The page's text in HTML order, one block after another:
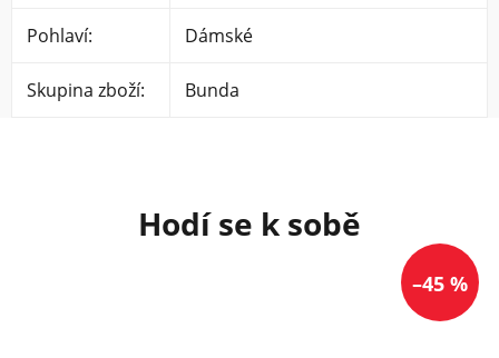
–45 %
Pohlaví: Dámské
Skupina zboží: Bunda